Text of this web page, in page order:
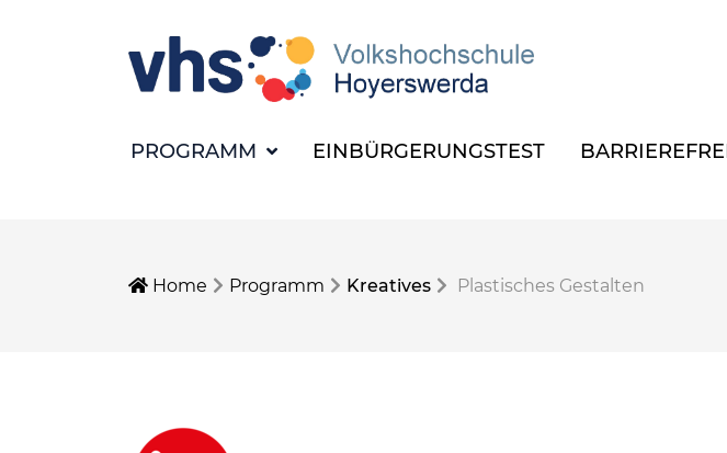
PROGRAMM EINBÜRGERUNGSTEST
Home Programm Kreatives Plastisches Gestalten